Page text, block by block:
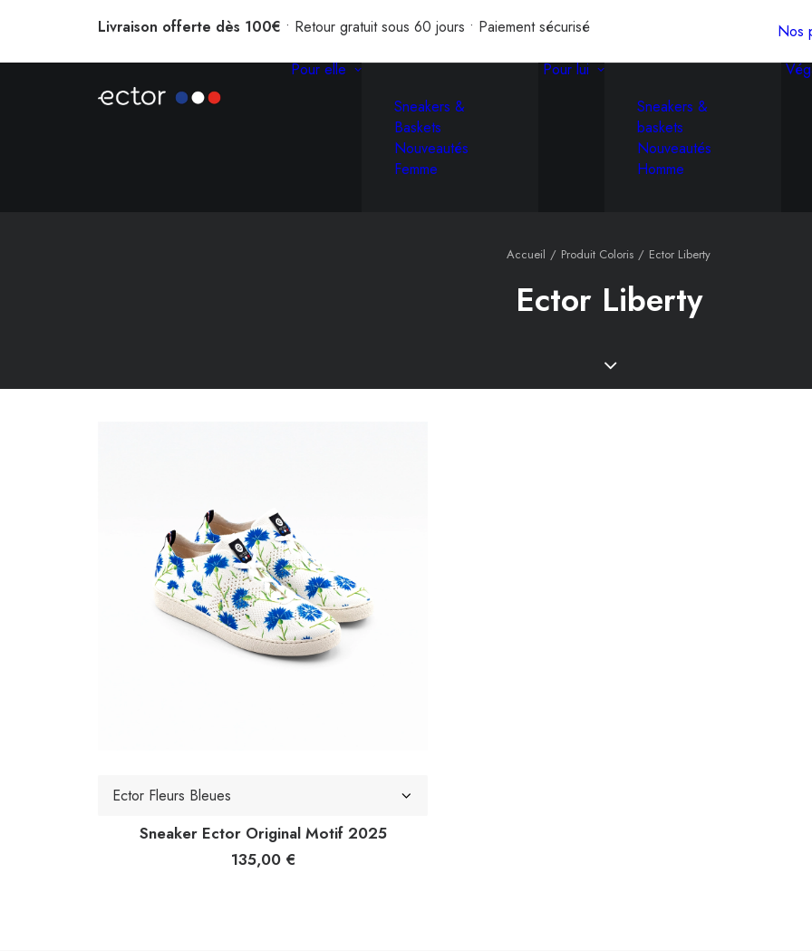
Livraison offerte dès 100€ • Retour gratuit sous 60 jours • Paiement sécurisé
Nos
Pour elle
Sneakers &
Baskets
Nouveautés
Femme
Pour lui
Sneakers &
baskets
Nouveautés
Homme
Accueil Produit Coloris Ector Liberty
Ector Liberty
Sneaker Ector Original Motif 2025
135,00 €